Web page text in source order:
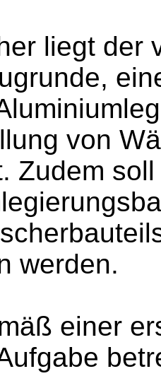
liegt der
von
Zudem
werden.
einer